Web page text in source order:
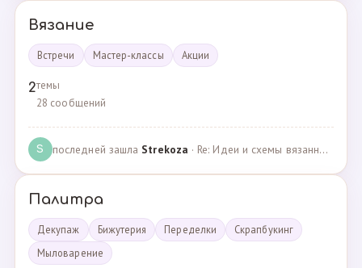
Вязание
Встречи Мастер-классы Акции
2темы
28 сообщений
S последней зашла Strekoza · Re: Идеи и схемы вязанных шариков · 16.12.2020
Палитра
Декупаж Бижутерия Переделки
Скрапбукинг
Мыловарение